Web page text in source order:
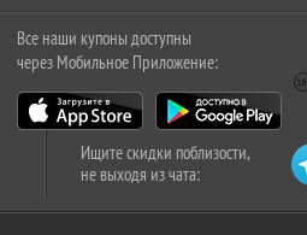
Все наши купоны доступны
через Мобильное Приложение:
Ищите скидки поблизости,
не выходя из чата: